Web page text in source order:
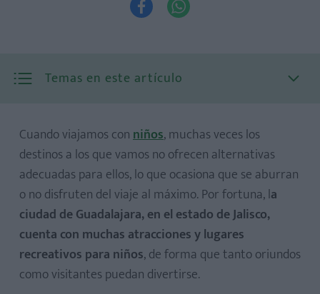
 
Temas en este artículo
1. Zoológico Guadalajara
2. Nat Geo Ultimate Explorer
3. Planetario Lunaria
4. Selva Mágica
Cuando viajamos conniños, muchas veces los
destinos a los que vamos no ofrecen alternativas
adecuadas para ellos, lo que ocasiona que se aburran
o no disfruten del viaje al máximo. Por fortuna, la
ciudad de Guadalajara, en el estado de Jalisco,
cuenta con muchas atracciones y lugares
recreativos para niños, de forma que tanto oriundos
como visitantes puedan divertirse.